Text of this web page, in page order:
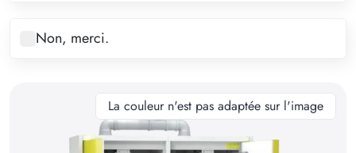
9Non, merci.
La couleur n'est pas adaptée sur l'image